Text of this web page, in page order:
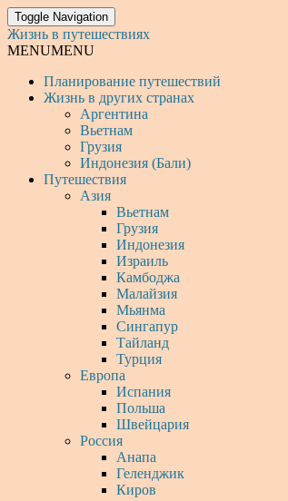
Toggle Navigation
Жизнь в путешествиях
MENUMENU
Планирование путешествий
Жизнь в других странах
Аргентина
Вьетнам
Грузия
Индонезия (Бали)
Путешествия
Азия
Вьетнам
Грузия
Индонезия
Израиль
Камбоджа
Малайзия
Мьянма
Сингапур
Тайланд
Турция
Европа
Испания
Польша
Швейцария
Россия
Анапа
Геленджик
Киров